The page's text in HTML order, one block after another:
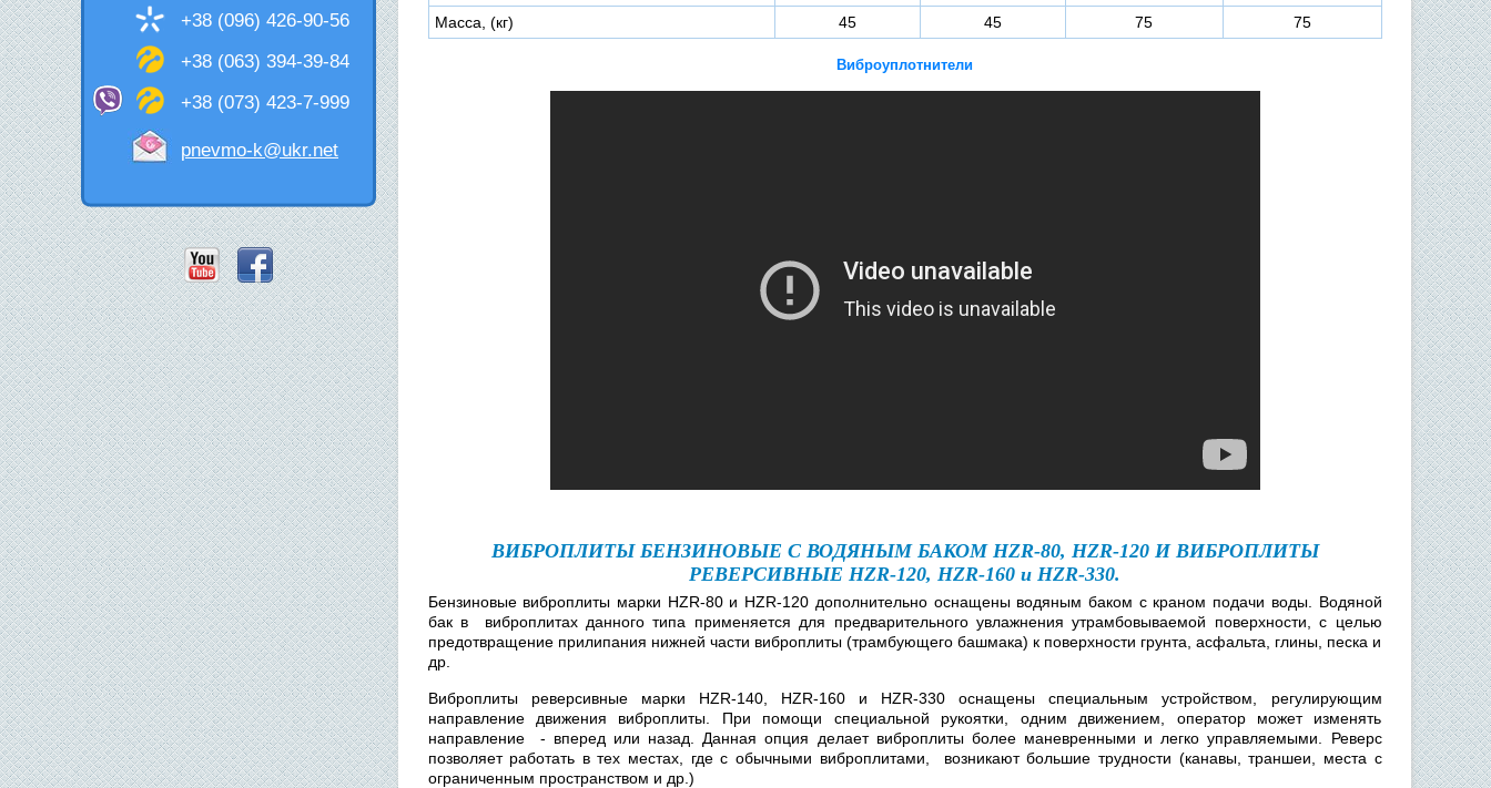
+38 (096) 426-90-56
+38 (063) 394-39-84
+38 (073) 423-7-999
pnevmo-k@ukr.net
Масса, (кг)
45 45 75 75
Виброуплотнители
ВИБРОПЛИТЫ БЕНЗИНОВЫЕ С ВОДЯНЫМ БАКОМ HZR-80, HZR-120 И ВИБРОПЛИТЫ
РЕВЕРСИВНЫЕ HZR-120, HZR-160 и HZR-330.
Бензиновые виброплиты марки HZR-80 и HZR-120 дополнительно оснащены водяным баком с краном подачи воды. Водяной
бак в виброплитах данного типа применяется для предварительного увлажнения утрамбовываемой поверхности, с целью
предотвращение прилипания нижней части виброплиты (трамбующего башмака) к поверхности грунта, асфальта, глины, песка и
др.
Виброплиты реверсивные марки HZR-140, HZR-160 и HZR-330 оснащены специальным устройством, регулирующим
направление движения виброплиты. При помощи специальной рукоятки, одним движением, оператор может изменять
направление - вперед или назад. Данная опция делает виброплиты более маневренными и легко управляемыми. Реверс
позволяет работать в тех местах, где с обычными виброплитами, возникают большие трудности (канавы, траншеи, места с
ограниченным пространством и др.)